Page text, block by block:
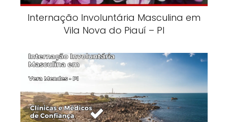
Internação Involuntária Masculina em
Vila Nova do Piauí – PI